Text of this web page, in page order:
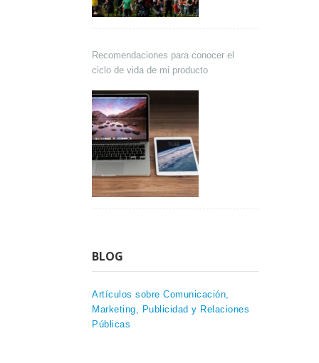
Recomendaciones para conocer el
ciclo de vida de mi producto
BLOG
Artículos sobre Comunicación,
Marketing, Publicidad y Relaciones
Públicas